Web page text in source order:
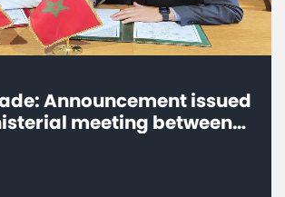
Announcement issued
meeting between